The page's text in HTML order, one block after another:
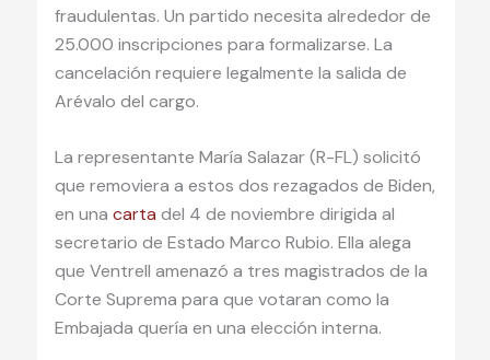
fraudulentas. Un partido necesita alrededor de
25.000 inscripciones para formalizarse. La
cancelación requiere legalmente la salida de
Arévalo del cargo.
La representante María Salazar (R-FL) solicitó
que removiera a estos dos rezagados de Biden,
en una carta del 4 de noviembre dirigida al
secretario de Estado Marco Rubio. Ella alega
que Ventrell amenazó a tres magistrados de la
Corte Suprema para que votaran como la
Embajada quería en una elección interna.